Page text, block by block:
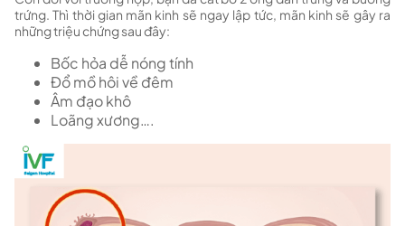
trứng. Thì thời gian mãn kinh sẽ ngay lập tức, mãn kinh sẽ gây ra
những triệu chứng sau đây:
Bốc hỏa dễ nóng tính
Đổ mồ hôi về đêm
Âm đạo khô
Loãng xương….